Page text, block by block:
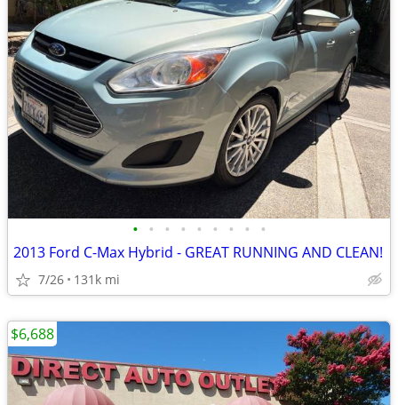
• • • • • • • • •
2013 Ford C-Max Hybrid - GREAT RUNNING AND CLEAN!
7/26 131k mi
$6,688